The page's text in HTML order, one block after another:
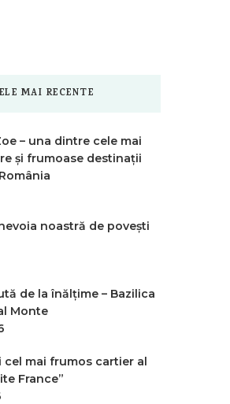
MAI RECENTE
– una dintre cele mai
și frumoase destinații
noastră de povești
de la înălțime – Bazilica
Monte
cel mai frumos cartier al
France”